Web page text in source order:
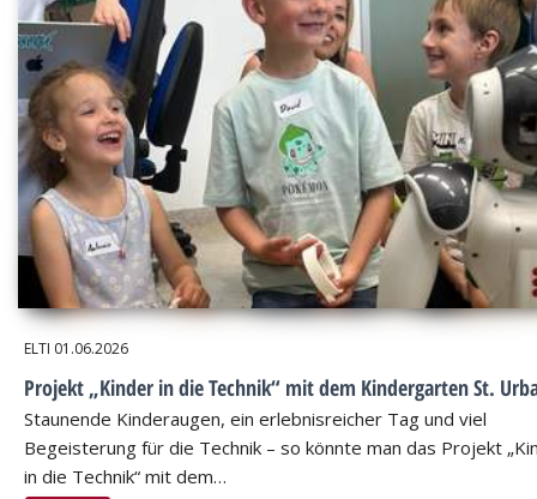
ELTI 01.06.2026
Projekt „Kinder in die Technik“ mit dem Kindergarten St.
Staunende Kinderaugen, ein erlebnisreicher Tag und viel
Begeisterung für die Technik – so könnte man das Projekt
in die Technik“ mit dem…